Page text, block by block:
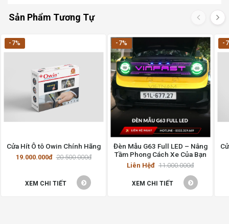
Sản Phẩm Tương Tự
-7%
Cửa Hít Ô tô Owin Chính Hãng
19.000.000đ 20.500.000đ
XEM CHI TIẾT
-7%
Đèn Mẫu G63 Full LED – Nâng
Tầm Phong Cách Xe Của Bạn
Liên Hệđ 11.000.000đ
XEM CHI TIẾT
-